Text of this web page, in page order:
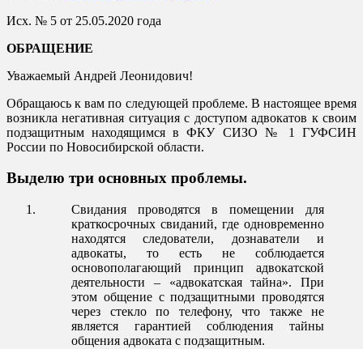
Исх. № 5 от 25.05.2020 года
ОБРАЩЕНИЕ
Уважаемый Андрей Леонидович!
Обращаюсь к вам по следующей проблеме. В настоящее время
возникла негативная ситуация с доступом адвокатов к своим
подзащитным находящимся в ФКУ СИЗО № 1 ГУФСИН
России по Новосибирской области.
Выделю три основных проблемы.
Свидания проводятся в помещении для
краткосрочных свиданий, где одновременно
находятся следователи, дознаватели и
адвокаты, то есть не соблюдается
основополагающий принцип адвокатской
деятельности – «адвокатская тайна». При
этом общение с подзащитными проводятся
через стекло по телефону, что также не
является гарантией соблюдения тайны
общения адвоката с подзащитным.